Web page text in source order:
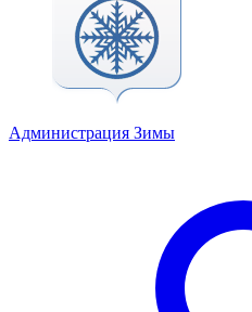
Администрация Зимы